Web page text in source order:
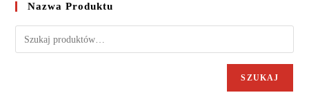
Nazwa Produktu
SZUKAJ